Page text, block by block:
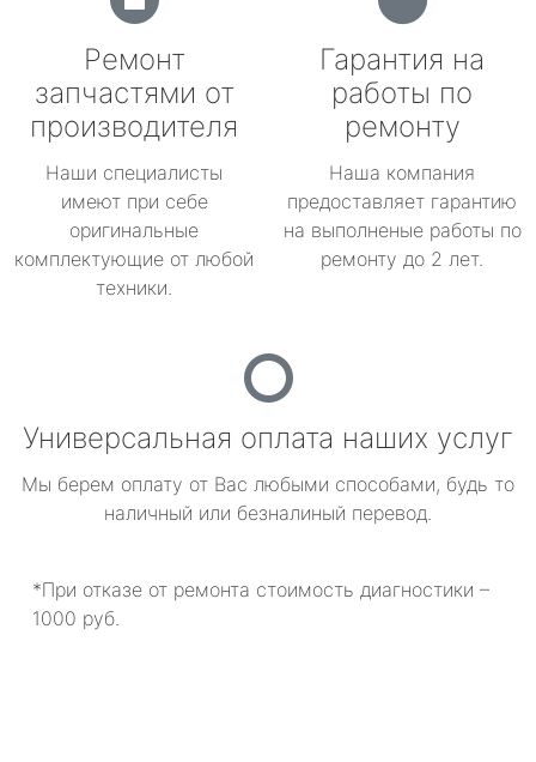
Ремонт
запчастями от
производителя
Наши специалисты
имеют при себе
оригинальные
комплектующие от любой
техники.
Гарантия на
работы по
ремонту
Наша компания
предоставляет гарантию
на выполненые работы по
ремонту до 2 лет.
Универсальная оплата наших услуг
Мы берем оплату от Вас любыми способами, будь то
наличный или безналиный перевод.
*При отказе от ремонта стоимость диагностики –
1000 руб.